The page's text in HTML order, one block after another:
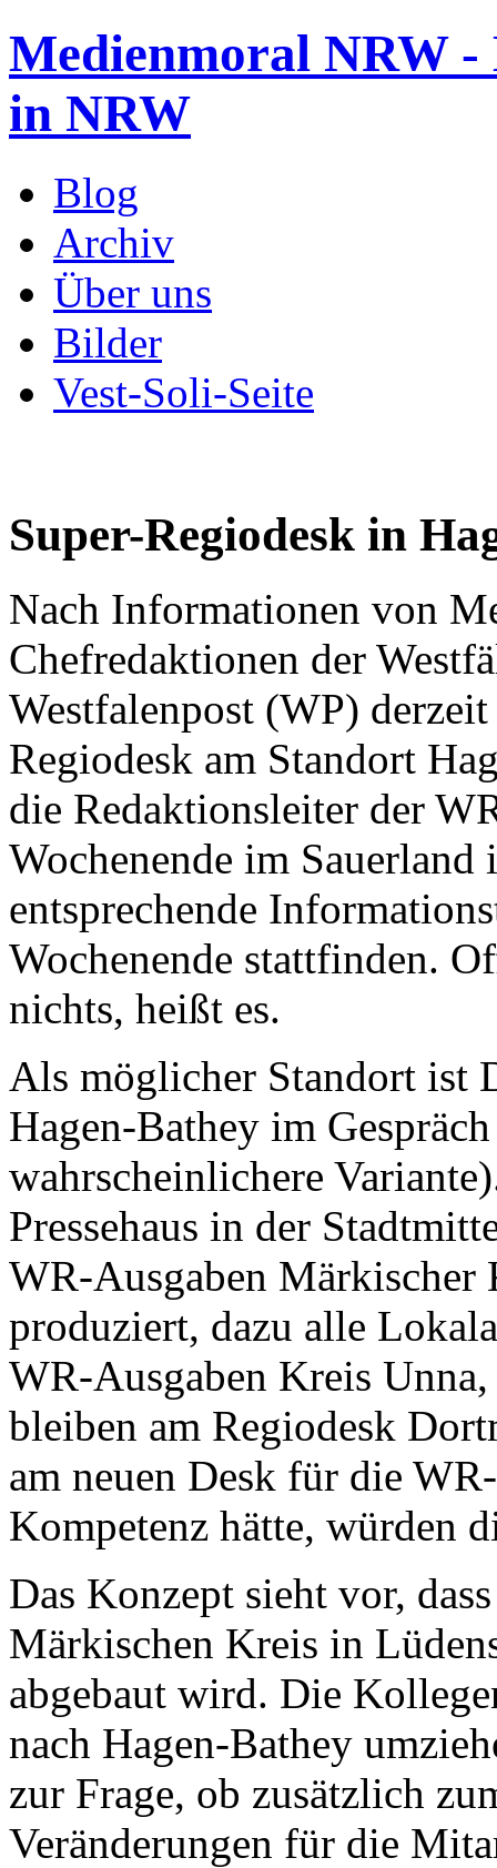
Medienmoral NRW
in NRW
Blog
Archiv
Über uns
Bilder
Vest-Soli-Seite
Super-Regiodesk in
Nach Informationen von
Chefredaktionen der
Westfalenpost (WP)
Regiodesk am Standort
die Redaktionsleiter der
Wochenende im
entsprechende
Wochenende stattfinden.
nichts, heißt es.
Als möglicher Standort ist
Hagen-Bathey im
wahrscheinlichere
Pressehaus in der
WR-Ausgaben Märkischer
produziert, dazu alle
WR-Ausgaben Kreis
bleiben am Regiodesk
am neuen Desk für die
Kompetenz hätte, würden
Das Konzept sieht vor,
Märkischen Kreis in
abgebaut wird. Die
nach Hagen-Bathey
zur Frage, ob zusätzlich
Veränderungen für die